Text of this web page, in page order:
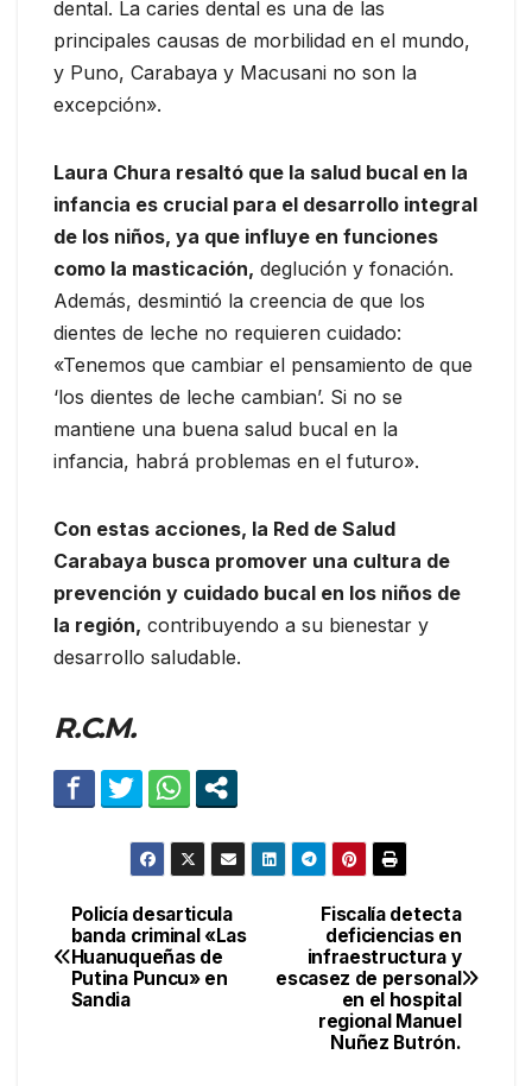
dental. La caries dental es una de las
principales causas de morbilidad en el mundo,
y Puno, Carabaya y Macusani no son la
excepción».
Laura Chura resaltó que la salud bucal en la
infancia es crucial para el desarrollo integral
de los niños, ya que influye en funciones
como la masticación, deglución y fonación.
Además, desmintió la creencia de que los
dientes de leche no requieren cuidado:
«Tenemos que cambiar el pensamiento de que
‘los dientes de leche cambian’. Si no se
mantiene una buena salud bucal en la
infancia, habrá problemas en el futuro».
Con estas acciones, la Red de Salud
Carabaya busca promover una cultura de
prevención y cuidado bucal en los niños de
la región, contribuyendo a su bienestar y
desarrollo saludable.
R.C.M.
Navegación
de
Fiscalía detecta
deficiencias en
infraestructura y
escasez de personal
en el hospital
regional Manuel
Nuñez Butrón.
Policía desarticula
banda criminal «Las
Huanuqueñas de
Putina Puncu» en
Sandia